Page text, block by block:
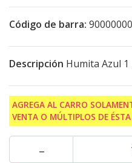
Código de barra:
Descripción Humita Azul 1
AGREGA AL CARRO
VENTA O MÚLTIPLOS DE ÉSTA
-